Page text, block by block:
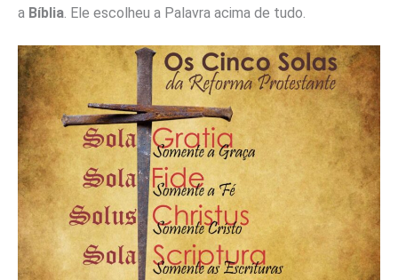
a Bíblia . Ele escolheu a Palavra acima de tudo.